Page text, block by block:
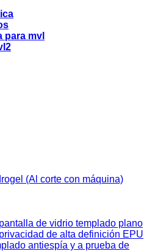
para mvl
(Al corte con máquina)
de vidrio templado plano
de alta definición EPU
antiespía y a prueba de